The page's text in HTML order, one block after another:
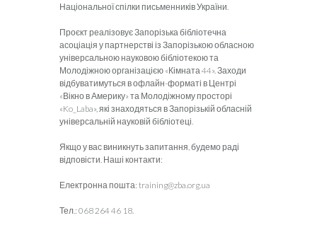
Національної спілки письменників України.
Проєкт реалізовує Запорізька бібліотечна
асоціація у партнерстві із Запорізькою обласною
універсальною науковою бібліотекою та
Молодіжною організацією «Кімната 44». Заходи
відбуватимуться в офлайн-форматі в Центрі
«Вікно в Америку» та Молодіжному просторі
«Ko_Laba», які знаходяться в Запорізькій обласній
універсальній науковій бібліотеці.
Якщо у вас виникнуть запитання, будемо раді
відповісти. Наші контакти:
Електронна пошта: training@zba.org.ua
Тел.: 068 264 46 18.